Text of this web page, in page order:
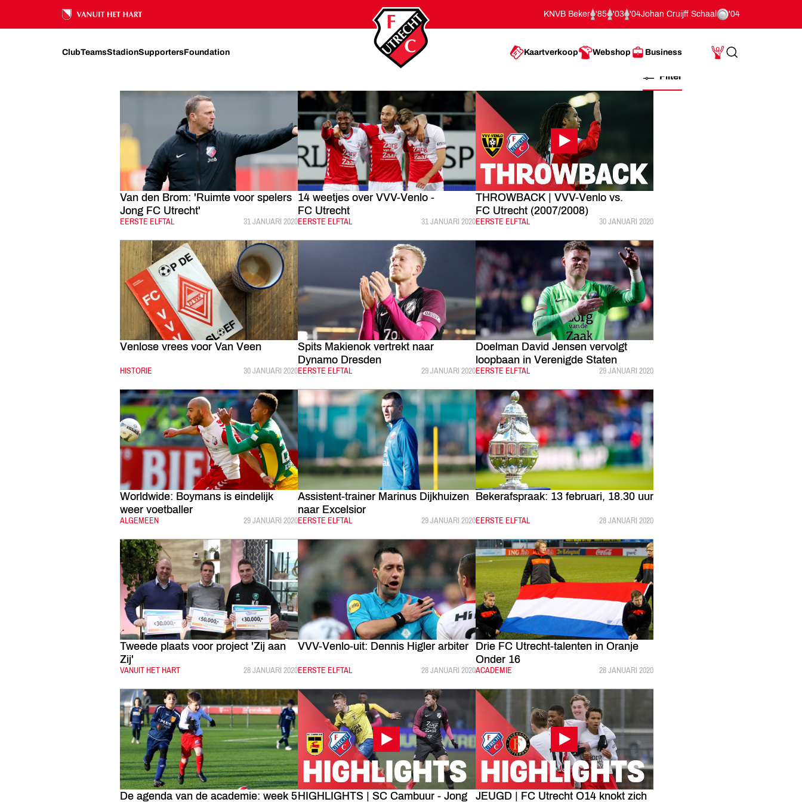
Ons nalatenschap
KNVB Beker '85 '03 '04Johan Cruijff Schaal '04
ClubTeamsStadionSupportersFoundation Kaartverkoop Webshop Business
Mijn Account
Search
FC UTRECHT
Filter
Van den Brom: 'Ruimte voor spelers
Jong FC Utrecht'
CATEGORIE:
EERSTE ELFTAL GEPUBLICEERD:
31 JANUARI 2020
14 weetjes over VVV-Venlo -
FC Utrecht
CATEGORIE:
EERSTE ELFTAL GEPUBLICEERD:
31 JANUARI 2020
THROWBACK | VVV-Venlo vs.
FC Utrecht (2007/2008)
CATEGORIE:
EERSTE ELFTAL GEPUBLICEERD:
30 JANUARI 2020
Venlose vrees voor Van Veen
CATEGORIE:
HISTORIE GEPUBLICEERD:
30 JANUARI 2020
Spits Makienok vertrekt naar
Dynamo Dresden
CATEGORIE:
EERSTE ELFTAL GEPUBLICEERD:
29 JANUARI 2020
Doelman David Jensen vervolgt
loopbaan in Verenigde Staten
CATEGORIE:
EERSTE ELFTAL GEPUBLICEERD:
29 JANUARI 2020
Worldwide: Boymans is eindelijk
weer voetballer
CATEGORIE:
ALGEMEEN GEPUBLICEERD:
29 JANUARI 2020
Assistent-trainer Marinus Dijkhuizen
naar Excelsior
CATEGORIE:
EERSTE ELFTAL GEPUBLICEERD:
29 JANUARI 2020
Bekerafspraak: 13 februari, 18.30 uur
CATEGORIE:
EERSTE ELFTAL GEPUBLICEERD:
28 JANUARI 2020
Tweede plaats voor project 'Zij aan
Zij'
CATEGORIE:
VANUIT HET HART GEPUBLICEERD:
28 JANUARI 2020
VVV-Venlo-uit: Dennis Higler arbiter
CATEGORIE:
EERSTE ELFTAL GEPUBLICEERD:
28 JANUARI 2020
Drie FC Utrecht-talenten in Oranje
Onder 16
CATEGORIE:
ACADEMIE GEPUBLICEERD:
28 JANUARI 2020
De agenda van de academie: week 5HIGHLIGHTS | SC Cambuur - Jong
JEUGD | FC Utrecht O14 knokt zich